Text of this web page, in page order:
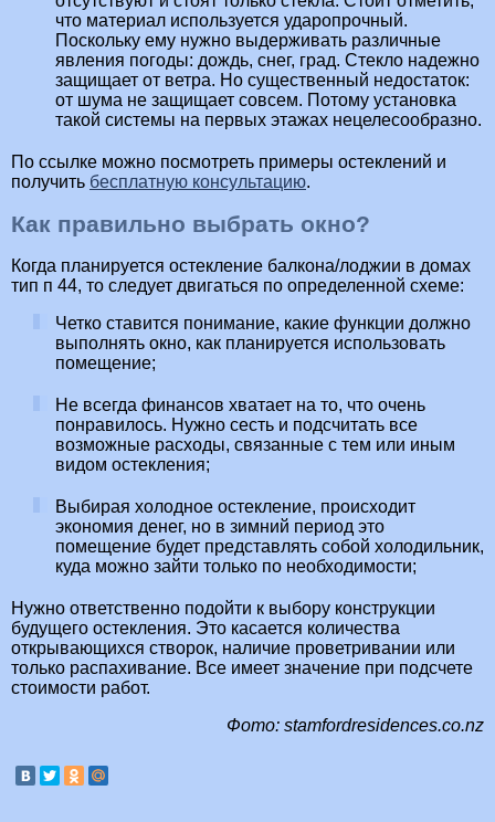
что материал используется ударопрочный.
Поскольку ему нужно выдерживать различные
явления погоды: дождь, снег, град. Стекло надежно
защищает от ветра. Но существенный недостаток:
от шума не защищает совсем. Потому установка
такой системы на первых этажах нецелесообразно.
По ссылке можно посмотреть примеры остеклений и
получить бесплатную консультацию.
Как правильно выбрать окно?
Когда планируется остекление балкона/лоджии в домах
тип п 44, то следует двигаться по определенной схеме:
Четко ставится понимание, какие функции должно
выполнять окно, как планируется использовать
помещение;
Не всегда финансов хватает на то, что очень
понравилось. Нужно сесть и подсчитать все
возможные расходы, связанные с тем или иным
видом остекления;
Выбирая холодное остекление, происходит
экономия денег, но в зимний период это
помещение будет представлять собой холодильник,
куда можно зайти только по необходимости;
Нужно ответственно подойти к выбору конструкции
будущего остекления. Это касается количества
открывающихся створок, наличие проветривании или
только распахивание. Все имеет значение при подсчете
стоимости работ.
Фото: stamfordresidences.co.nz